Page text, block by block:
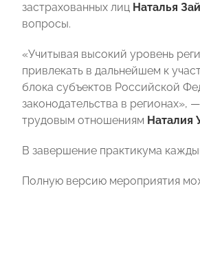
застрахованных лиц Наталья
вопросы.
«Учитывая высокий уровень
привлекать в дальнейшем к
блока субъектов Российской
законодательства в
трудовым отношениям Наталия
В завершение практикума
Полную версию мероприятия